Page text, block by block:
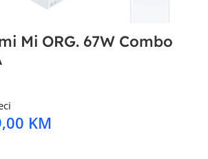
Mi ORG. 67W Combo
KM